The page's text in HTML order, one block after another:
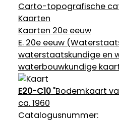
Carto-topografische
Kaarten
Kaarten 20e eeuw
E. 20e eeuw
waterstaatskundige en
waterbouwkundige
E20-C10"Bodemkaart
ca. 1960
Catalogusnummer: